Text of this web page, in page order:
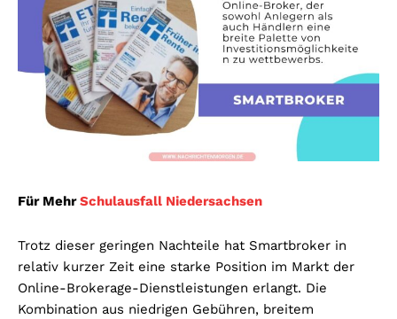
Für MehrSchulausfall Niedersachsen
Trotz dieser geringen Nachteile hat Smartbroker in
relativ kurzer Zeit eine starke Position im Markt der
Online-Brokerage-Dienstleistungen erlangt. Die
Kombination aus niedrigen Gebühren, breitem